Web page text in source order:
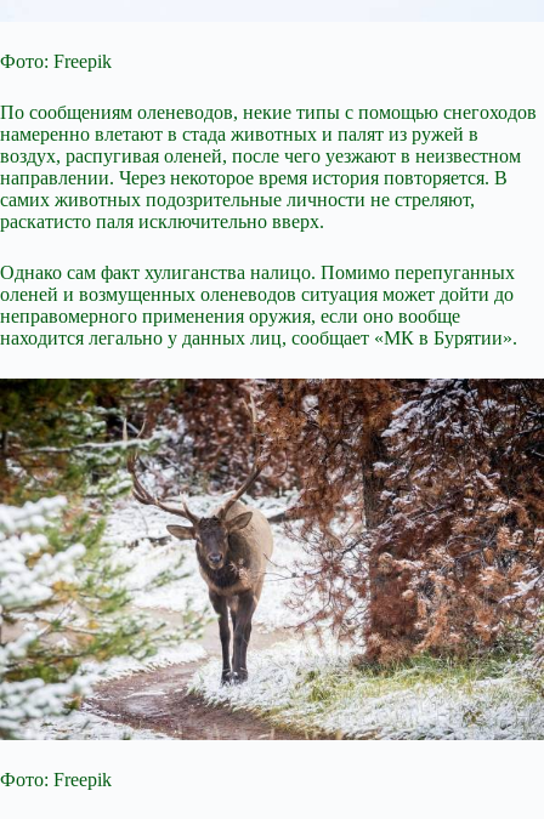
Фото: Freepik
По сообщениям оленеводов, некие типы с помощью снегоходов
намеренно влетают в стада животных и палят из ружей в
воздух, распугивая оленей, после чего уезжают в неизвестном
направлении. Через некоторое время история повторяется. В
самих животных подозрительные личности не стреляют,
раскатисто паля исключительно вверх.
Однако сам факт хулиганства налицо. Помимо перепуганных
оленей и возмущенных оленеводов ситуация может дойти до
неправомерного применения оружия, если оно вообще
находится легально у данных лиц, сообщает «МК в Бурятии».
Фото: Freepik